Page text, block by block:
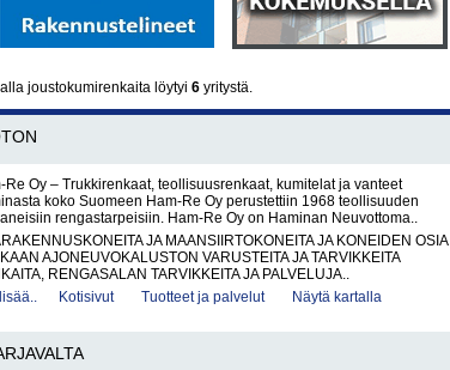
joustokumirenkaita löytyi 6 yritystä.
Re Oy – Trukkirenkaat, teollisuusrenkaat, kumitelat ja vanteet
koko Suomeen Ham-Re Oy perustettiin 1968 teollisuuden
rengastarpeisiin. Ham-Re Oy on Haminan Neuvottoma..
JA MAANSIIRTOKONEITA JA KONEIDEN OSIA
AJONEUVOKALUSTON VARUSTEITA JA TARVIKKEITA
RENGASALAN TARVIKKEITA JA PALVELUJA..
Kotisivut Tuotteet ja palvelut Näytä kartalla